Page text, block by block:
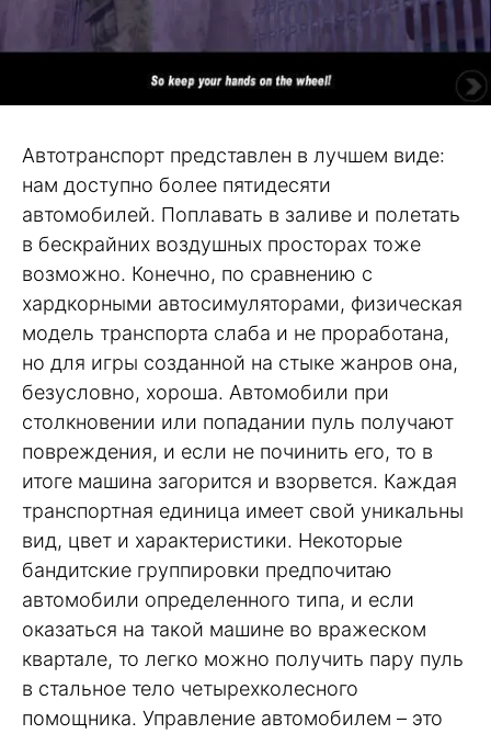
Автотранспорт представлен в лучшем виде:
нам доступно более пятидесяти
автомобилей. Поплавать в заливе и полетать
в бескрайних воздушных просторах тоже
возможно. Конечно, по сравнению с
хардкорными автосимуляторами, физическая
модель транспорта слаба и не проработана,
но для игры созданной на стыке жанров она,
безусловно, хороша. Автомобили при
столкновении или попадании пуль получают
повреждения, и если не починить его, то в
итоге машина загорится и взорвется. Каждая
транспортная единица имеет свой уникальны
вид, цвет и характеристики. Некоторые
бандитские группировки предпочитаю
автомобили определенного типа, и если
оказаться на такой машине во вражеском
квартале, то легко можно получить пару пуль
в стальное тело четырехколесного
помощника. Управление автомобилем – это